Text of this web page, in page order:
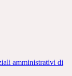
amministrativi di